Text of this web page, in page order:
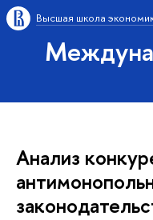
Высшая школа
Анализ